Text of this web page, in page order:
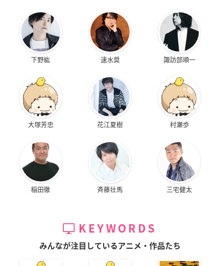
下野紘 速水奨 諏訪部順一
大塚芳忠 花江夏樹 村瀬歩
稲田徹 斉藤壮馬 三宅健太
KEYWORDS
みんなが注目しているアニメ・作品たち